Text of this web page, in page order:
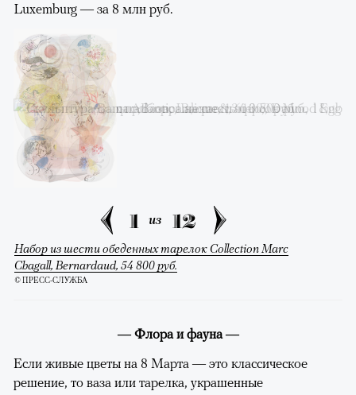
Luxemburg — за 8 млн руб.
1 из 12
Набор из шести обеденных тарелок Collection Marc
Chagall, Bernardaud, 54 800 руб.
© ПРЕСС-СЛУЖБА
— Флора и фауна —
Если живые цветы на 8 Марта — это классическое
решение, то ваза или тарелка, украшенные